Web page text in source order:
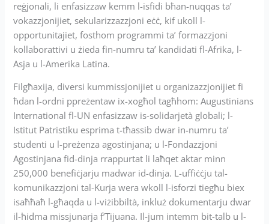
reġjonali, li enfasizzaw kemm l-isfidi bħan-nuqqas ta’
vokazzjonijiet, sekularizzazzjoni eċċ, kif ukoll l-
opportunitajiet, fosthom programmi ta’ formazzjoni
kollaborattivi u żieda fin-numru ta’ kandidati fl-Afrika, l-
Asja u l-Amerika Latina.
Filgħaxija, diversi kummissjonijiet u organizazzjonijiet fi
ħdan l-ordni ppreżentaw ix-xogħol tagħhom: Augustinians
International fl-UN enfasizzaw is-solidarjetà globali; l-
Istitut Patristiku esprima t-tħassib dwar in-numru ta’
studenti u l-preżenza agostinjana; u l-Fondazzjoni
Agostinjana fid-dinja rrappurtat li laħqet aktar minn
250,000 benefiċjarju madwar id-dinja. L-uffiċċju tal-
komunikazzjoni tal-Kurja wera wkoll l-isforzi tiegħu biex
isaħħaħ l-għaqda u l-viżibbiltà, inkluż dokumentarju dwar
il-ħidma missjunarja f’Tijuana. Il-jum intemm bit-talb u l-